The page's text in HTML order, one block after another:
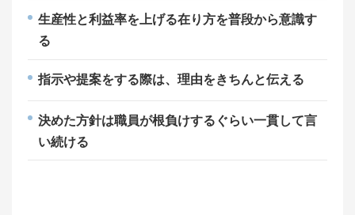
生産性と利益率を上げる在り方を普段から意識す
る
指示や提案をする際は、理由をきちんと伝える
決めた方針は職員が根負けするぐらい一貫して言
い続ける